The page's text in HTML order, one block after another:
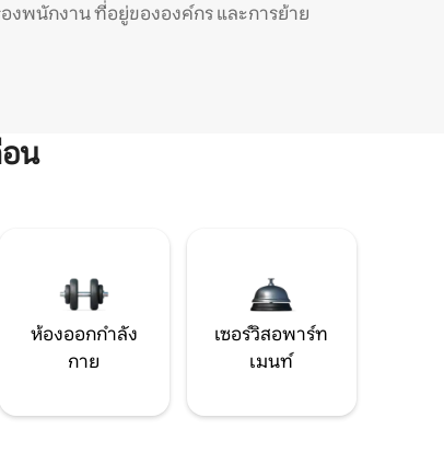
องพนักงาน ที่อยู่ขององค์กร และการย้าย
น
ห้องออกกำลัง
กาย
เซอร์วิสอพาร์ท
เมนท์